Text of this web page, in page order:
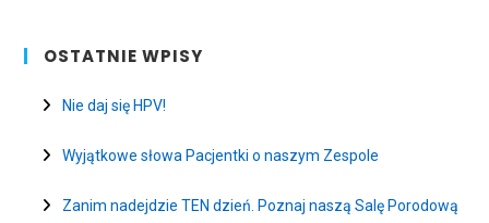
OSTATNIE WPISY
Nie daj się HPV!
Wyjątkowe słowa Pacjentki o naszym Zespole
Zanim nadejdzie TEN dzień. Poznaj naszą Salę Porodową